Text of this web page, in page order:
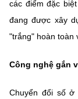
các điểm đặc
đang được xây
"trắng" hoàn toàn
Công nghệ gắn
Chuyển đổi số